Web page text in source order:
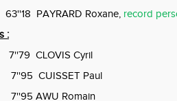
63''18 PAYRARD Roxane, record
:
7''79 CLOVIS Cyril
7''95 CUISSET Paul
7''95 AWU Romain